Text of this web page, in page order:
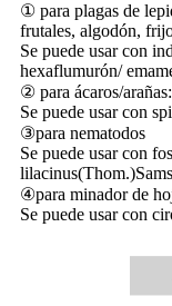
① para plagas de
frutales, algodón,
Se puede usar con
hexaflumurón/
② para ácaros/arañas:
Se puede usar con
③para nematodos
Se puede usar con
④para minador de
Se puede usar con